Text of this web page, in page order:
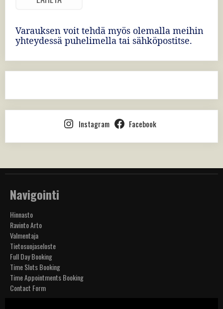
Varauksen voit tehdä myös olemalla meihin
yhteydessä puhelimella tai sähköpostitse.
Instagram Facebook
Navigointi
Hinnasto
Ravinto Arto
Valmentaja
Tietosuojaseloste
Full Day Booking
Time Slots Booking
Time Appointments Booking
Contact Form